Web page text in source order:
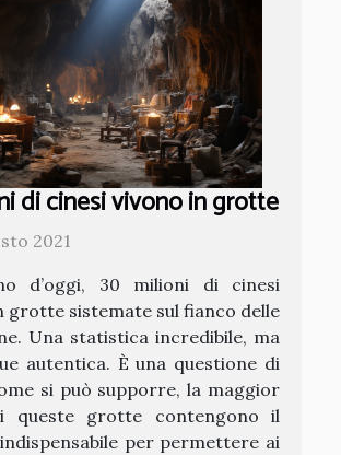
di cinesi vivono in grotte
2021
d’oggi, 30 milioni di cinesi
grotte sistemate sul fianco delle
Una statistica incredibile, ma
autentica. È una questione di
si può supporre, la maggior
queste grotte contengono il
per permettere ai